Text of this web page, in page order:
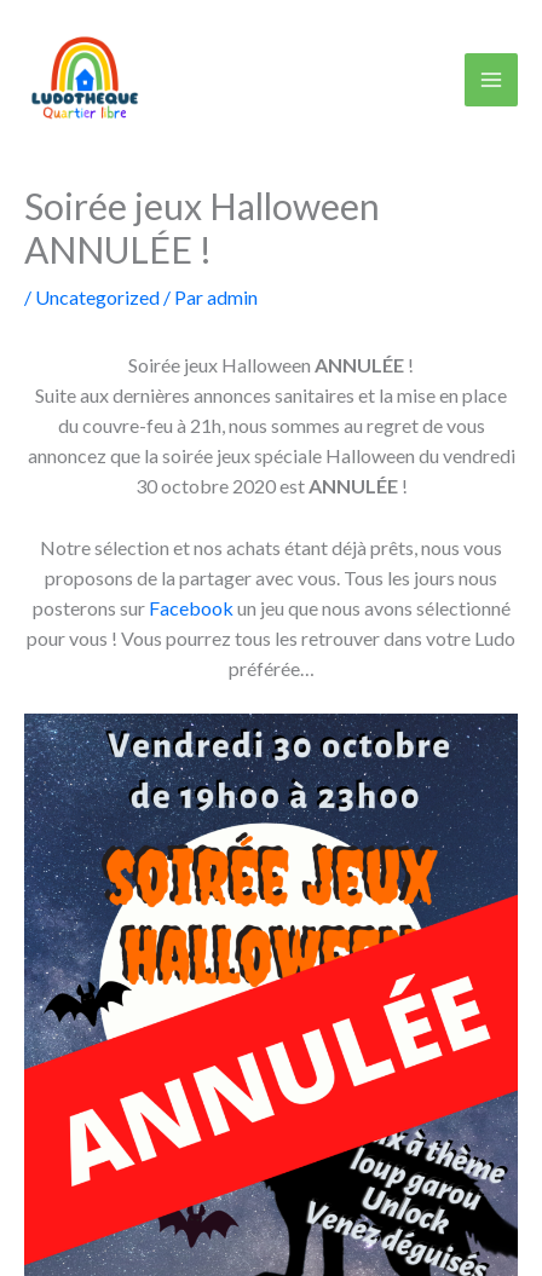
contenu
Soirée jeux Halloween
ANNULÉE !
/ Uncategorized / Paradmin
Soirée jeux Halloween ANNULÉE !
Suite aux dernières annonces sanitaires et la mise en place
du couvre-feu à 21h, nous sommes au regret de vous
annoncez que la soirée jeux spéciale Halloween du vendredi
30 octobre 2020 estANNULÉE !
Notre sélection et nos achats étant déjà prêts, nous vous
proposons de la partager avec vous. Tous les jours nous
posterons sur Facebook un jeu que nous avons sélectionné
pour vous ! Vous pourrez tous les retrouver dans votre Ludo
préférée…